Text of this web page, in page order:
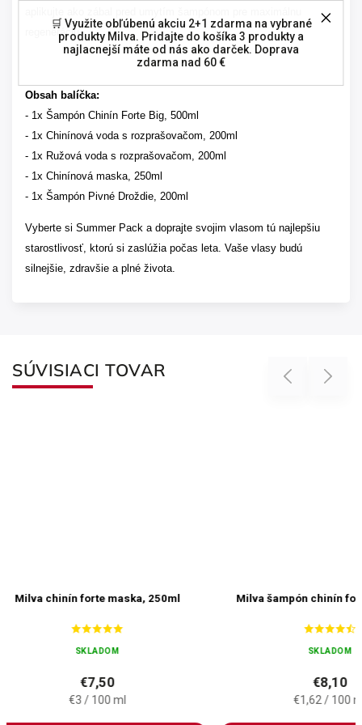
🛒 Využite obľúbenú akciu 2+1 zdarma na vybrané
produkty Milva. Pridajte do košíka 3 produkty a
najlacnejší máte od nás ako darček. Doprava
zdarma nad 60 €
regeneráciu.
Obsah balíčka:
- 1x Šampón Chinín Forte Big, 500ml
- 1x Chinínová voda s rozprašovačom, 200ml
- 1x Ružová voda s rozprašovačom, 200ml
- 1x Chinínová maska, 250ml
- 1x Šampón Pivné Droždie, 200ml
Vyberte si Summer Pack a doprajte svojim vlasom tú najlepšiu
starostlivosť, ktorú si zaslúžia počas leta. Vaše vlasy budú
silnejšie, zdravšie a plné života.
SÚVISIACI TOVAR Previous
maska, 250ml Milva šampón chinín forte big 500ml
Next